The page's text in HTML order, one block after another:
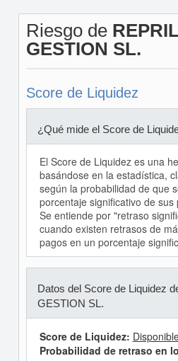
Riesgo de
GESTION SL.
Score de Liquidez
¿Qué mide el Score de
El Score de Liquidez es una
basándose en la estadística,
según la probabilidad de que
porcentaje significativo de sus
Se entiende por "retraso
cuando existen retrasos de
pagos en un porcentaje
Datos del Score de Liquidez
GESTION SL.
Score de Liquidez:
Probabilidad de retraso en